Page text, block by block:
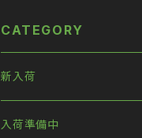
ブラックコーデ 黒コー
ク パンク ロック 韓国フ
原宿 個性的
CATEGORY
新入荷
入荷準備中